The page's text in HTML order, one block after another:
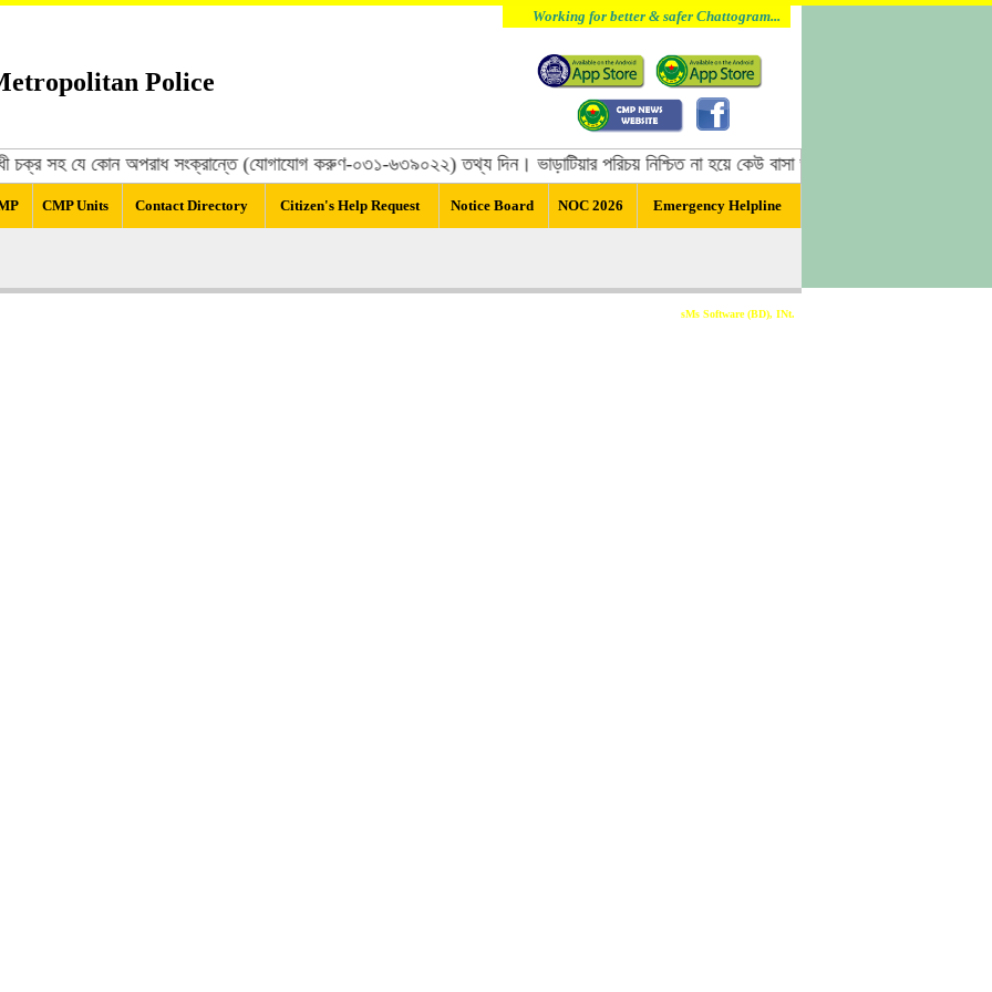
Working for better & safer Chattogram...
Police
চক্র সহ যে কোন অপরাধ সংক্রান্তে (যোগাযোগ করুণ-০৩১-৬৩৯০২২) তথ্য দিন। ভাড়াটিয়ার পরিচয় নিশ্চিত না হয়ে কেউ বাসা ভাড়া দিবেন না, বাসা ভাড়া
CMP Units Contact Directory Citizen's Help Request Notice Board NOC 2026 Emergency Helpline
sMs Software (BD), INt.